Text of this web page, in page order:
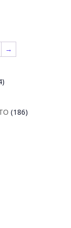
→
14
186186